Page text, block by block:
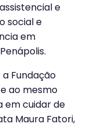
e
social e
em
Fundação
ao mesmo
em cuidar de
Maura Fatori,